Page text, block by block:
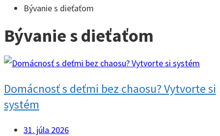
Bývanie s dieťaťom
Bývanie s dieťaťom
Domácnosť s deťmi bez chaosu? Vytvorte si
systém
31. júla 2026